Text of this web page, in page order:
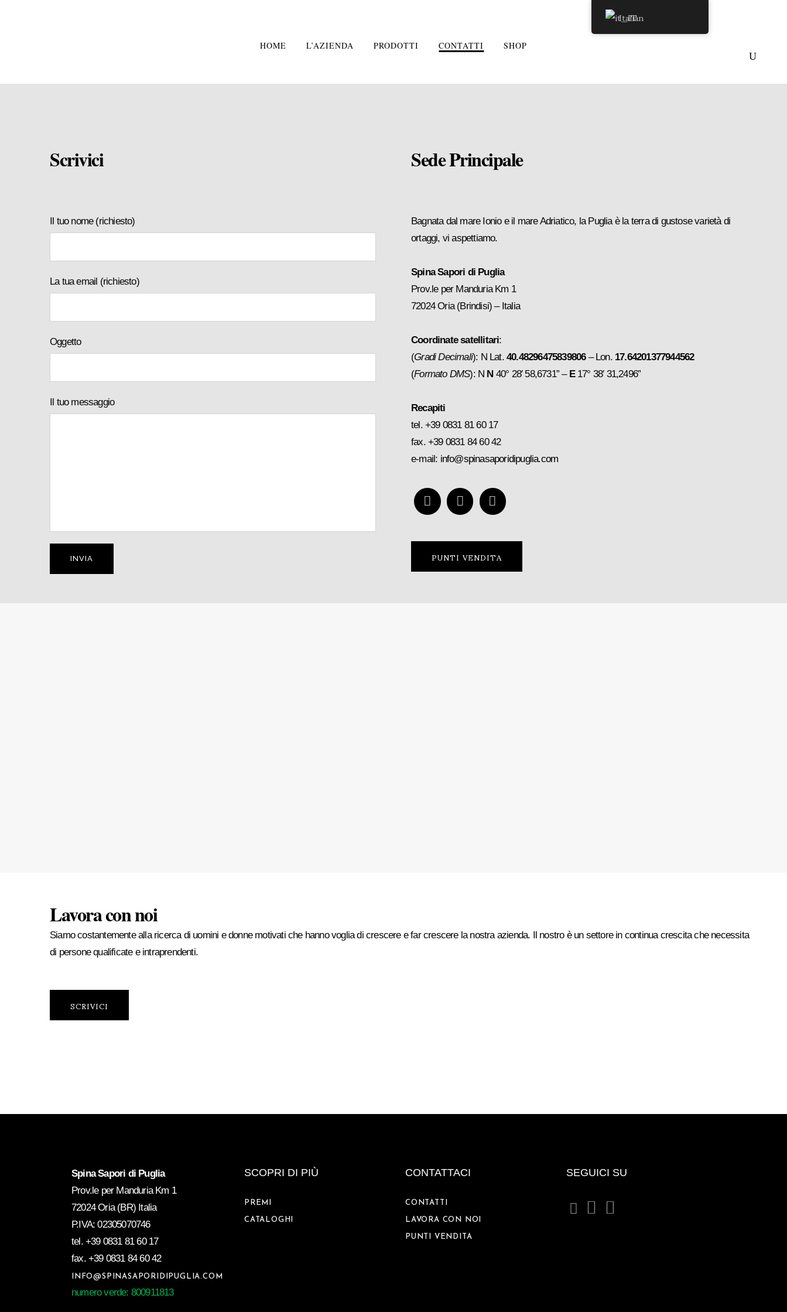
HOME L’AZIENDA PRODOTTI CONTATTI SHOP
Scrivici
Il tuo nome (richiesto)
La tua email (richiesto)
Oggetto
Il tuo messaggio
Sede Principale
Bagnata dal mare Ionio e il mare Adriatico, la Puglia è la terra di gustose varietà di
ortaggi, vi aspettiamo.
Spina Sapori di Puglia
Prov.le per Manduria Km 1
72024 Oria (Brindisi) – Italia
Coordinate satellitari:
(Gradi Decimali): NLat.40.48296475839806– Lon. 17.64201377944562
(Formato DMS): N N40° 28′ 58,6731” – E17° 38′ 31,2496”
Recapiti
tel.+39 0831 81 60 17
fax.+39 0831 84 60 42
e-mail: info@spinasaporidipuglia.com
PUNTI VENDITA
Lavora con noi
Siamo costantemente alla ricerca di uomini e donne motivati che hanno voglia di crescere e far crescere la nostra azienda. Il nostro è un settore in continua crescita che necessita
di persone qualificate e intraprendenti.
SCRIVICI
Spina Sapori di Puglia
Prov.le per Manduria Km 1
72024 Oria (BR) Italia
P.IVA: 02305070746
tel.+39 0831 81 60 17
fax.+39 0831 84 60 42
INFO@SPINASAPORIDIPUGLIA.COM
numero verde: 800911813
SCOPRI DI PIÙ
PREMI
CATALOGHI
CONTATTACI
CONTATTI
LAVORA CON NOI
PUNTI VENDITA
SEGUICI SU
Italian